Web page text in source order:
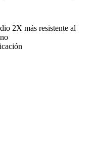
2X más resistente al